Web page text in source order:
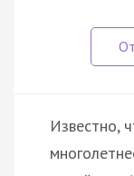
Известно,